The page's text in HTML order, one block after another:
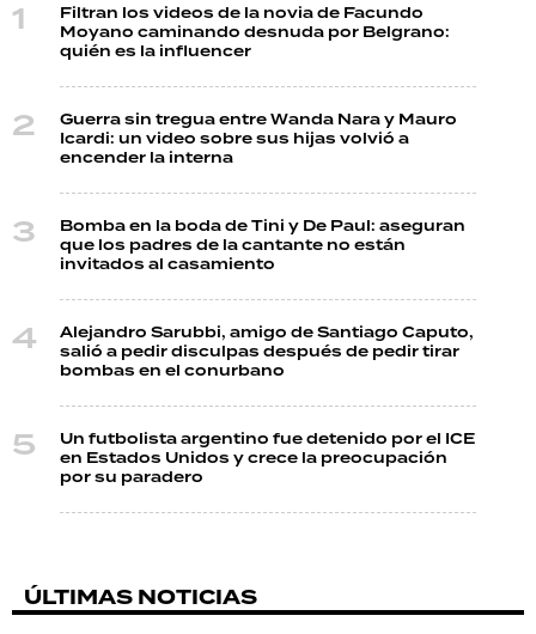
Filtran los videos de la novia de Facundo
Moyano caminando desnuda por Belgrano:
quién es la influencer
Guerra sin tregua entre Wanda Nara y Mauro
Icardi: un video sobre sus hijas volvió a
encender la interna
Bomba en la boda de Tini y De Paul: aseguran
que los padres de la cantante no están
invitados al casamiento
Alejandro Sarubbi, amigo de Santiago Caputo,
salió a pedir disculpas después de pedir tirar
bombas en el conurbano
Un futbolista argentino fue detenido por el ICE
en Estados Unidos y crece la preocupación
por su paradero
ÚLTIMAS NOTICIAS